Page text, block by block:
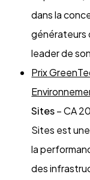
dans la
générateurs
leader de
Prix
Sites– CA
Sites est
la
des